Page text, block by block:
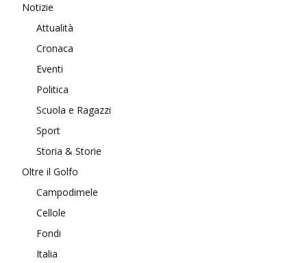
Notizie
Attualità
Cronaca
Eventi
Politica
Scuola e Ragazzi
Sport
Storia & Storie
Oltre il Golfo
Campodimele
Cellole
Fondi
Italia